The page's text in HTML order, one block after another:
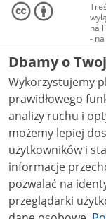
na
-
Dbamy o
Wykorzystujemy
prawidłowego
analizy ruchu i
możemy lepiej
użytkowników i stale
informacje
pozwalać na
przeglądarki